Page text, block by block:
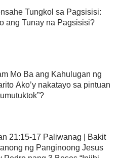
mga kapatid ng isang
napagtanto ko
sa video ay humahawak
ang Biblia, gayunpaman,
ang mabigla. Naisip
na Biblia? Dapat
na naniniwala sa
walang anumang
naroroon sa Biblia. Kung
Tungkol sa Pagsisisi:
ang Tunay na Pagsisisi?
Mo Ba ang Kahulugan ng
Ako’y nakatayo sa pintuan
21:15-17 Paliwanag | Bakit
ng Panginoong Jesus